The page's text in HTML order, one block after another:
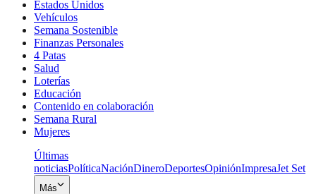
Estados Unidos
Vehículos
Semana Sostenible
Finanzas Personales
4 Patas
Salud
Loterías
Educación
Contenido en colaboración
Semana Rural
Mujeres
Últimas
noticiasPolíticaNaciónDineroDeportesOpiniónImpresaJet Set
Más